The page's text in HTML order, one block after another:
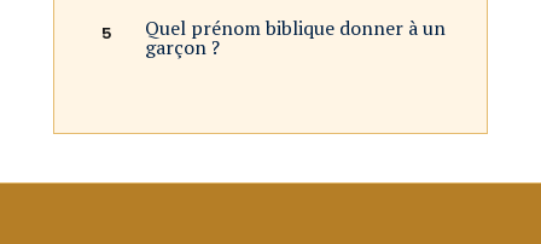
Quel prénom biblique donner à un
garçon ?